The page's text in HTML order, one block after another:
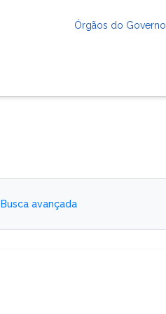
Órgãos do Governo
Busca avançada